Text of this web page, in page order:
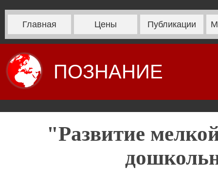
Главная Цены Публикации
ПОЗНАНИЕ
"Развитие